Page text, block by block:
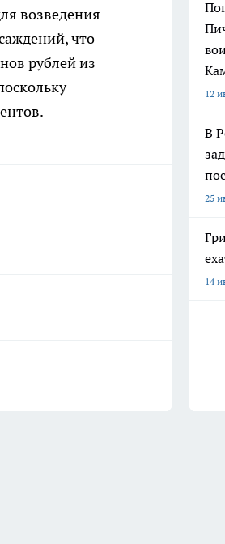
возведения
что
рублей из
12
В
25
14